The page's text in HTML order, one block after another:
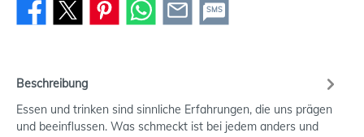
SMS
Beschreibung
Essen und trinken sind sinnliche Erfahrungen, die uns prägen
und beeinflussen. Was schmeckt ist bei jedem anders und